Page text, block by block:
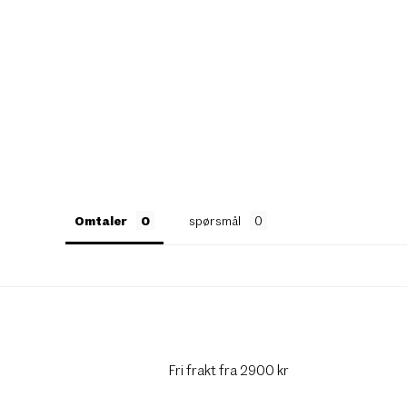
Omtaler spørsmål
Fri frakt fra 2900 kr